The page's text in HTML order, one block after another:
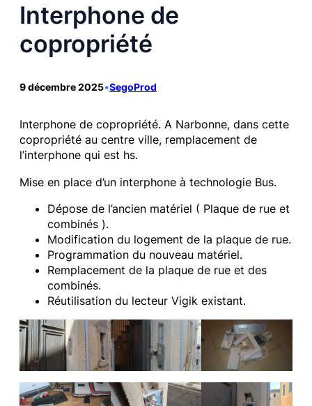
Interphone de
copropriété
9 décembre 2025•SegoProd
Interphone de copropriété. A Narbonne, dans cette
copropriété au centre ville, remplacement de
l’interphone qui est hs.
Mise en place d’un interphone à technologie Bus.
Dépose de l’ancien matériel ( Plaque de rue et
combinés ).
Modification du logement de la plaque de rue.
Programmation du nouveau matériel.
Remplacement de la plaque de rue et des
combinés.
Réutilisation du lecteur Vigik existant.